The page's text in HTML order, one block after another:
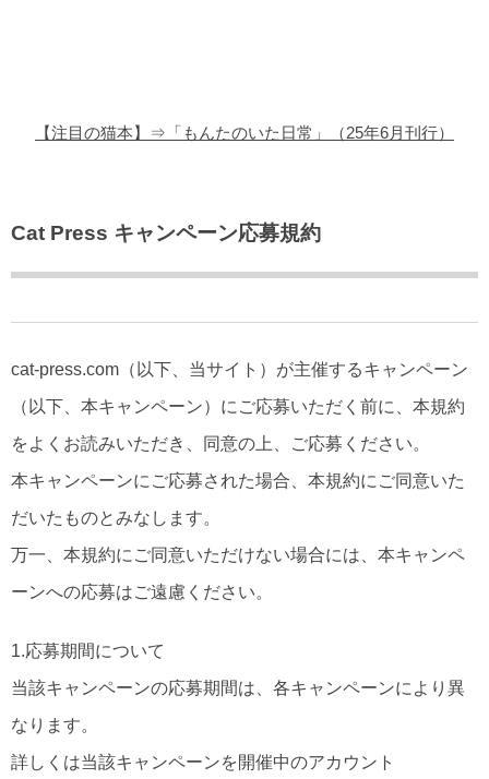
【注目の猫本】⇒「もんたのいた日常」（25年6月刊行）
Cat Press キャンペーン応募規約
cat-press.com（以下、当サイト）が主催するキャンペーン
（以下、本キャンペーン）にご応募いただく前に、本規約
をよくお読みいただき、同意の上、ご応募ください。
本キャンペーンにご応募された場合、本規約にご同意いた
だいたものとみなします。
万一、本規約にご同意いただけない場合には、本キャンペ
ーンへの応募はご遠慮ください。
1.応募期間について
当該キャンペーンの応募期間は、各キャンペーンにより異
なります。
詳しくは当該キャンペーンを開催中のアカウント